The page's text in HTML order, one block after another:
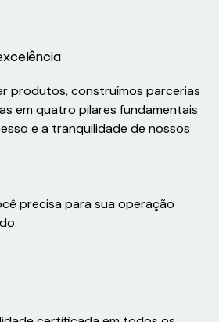
produtos, construímos parcerias
em quatro pilares fundamentais
e a tranquilidade de nossos
precisa para sua operação